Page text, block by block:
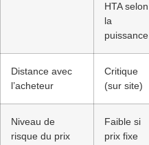
HTA selon
la
puissance
Distance avec
l’acheteur
Critique
(sur site)
Niveau de
risque du prix
Faible si
prix fixe